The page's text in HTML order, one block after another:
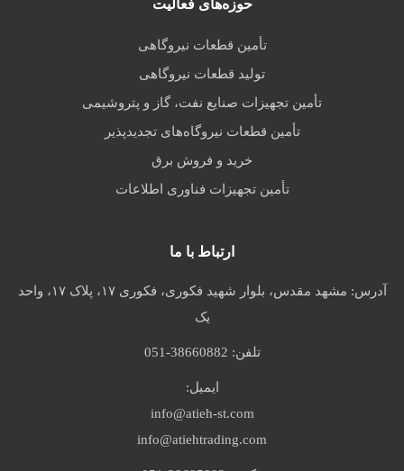
حوزه‌های فعالیت
تأمین قطعات نیروگاهی
تولید قطعات نیروگاهی
تأمین تجهیزات صنایع نفت، گاز و پتروشیمی
تأمین قطعات نیروگاه‌های تجدیدپذیر
خرید و فروش برق
تأمین تجهیزات فناوری اطلاعات
ارتباط با ما
آدرس:
مشهد مقدس، بلوار شهید فکوری، فکوری ۱۷، پلاک ۱۷، واحد
یک
تلفن: 051-38660882
ایمیل:
info@atieh-st.com
info@atiehtrading.com